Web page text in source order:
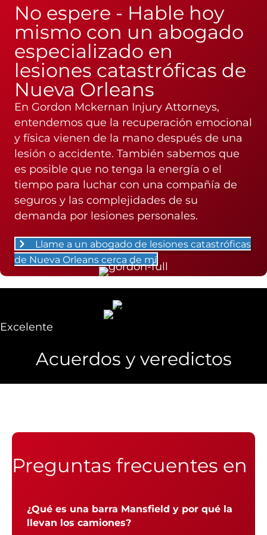
No espere - Hable hoy
mismo con un abogado
especializado en
lesiones catastróficas de
Nueva Orleans
En Gordon Mckernan Injury Attorneys,
entendemos que la recuperación emocional
y física vienen de la mano después de una
lesión o accidente. También sabemos que
es posible que no tenga la energía o el
tiempo para luchar con una compañía de
seguros y las complejidades de su
demanda por lesiones personales.
Llame a un abogado de lesiones catastróficas
de Nueva Orleans cerca de mí
Excelente
Acuerdos y veredictos
Preguntas frecuentes en
¿Qué es una barra Mansfield y por qué la
llevan los camiones?